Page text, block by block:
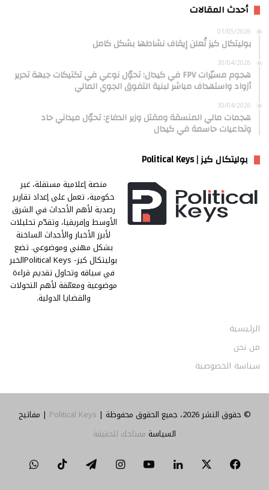
أحدث المقالات
01/05/2026
بوليتكال كيز تُعلن إيقاف نشاطها بشكل كامل
30/04/2026
هجوم مسيّرات FPV في كيدال: تحوّل نوعي في تكتيكات جبهة تحرير
أزواد واستهداف مباشر لبنية التفوق الجوي المالي
30/04/2026
هجمات مالي المنسقة ومقتل وزير الدفاع: تحوّل ميداني حاد
وتداعيات حاسمة في كيدال
بوليتكال كيز | Political Keys
منصة إعلامية مستقلة، غير
حكومية، تعمل على إعداد تقارير
رصدية لأهم الأحداث في الشرق
الأوسط وإفريقيا، وتقدّم تحليلات
لأبرز الأخبار والأحداث الساخنة
بشكل مهني وموضوعي. تضع
بوليتكال كيز- Political Keysالخبر
في سياقه وتحاول تقديم قراءة
موضوعية ومعمّقة لأهم التحولات
والقضايا الدولية.
الرئيسية
من نحن
سياسة الخصوصية
© حقوق النشر 2026، جميع الحقوق محفوظة | Political Keys | مفاتيح
السياسة مفتاحك للحقيقة
فيسبوك لينكدإن‫YouTubeانستقرامتيلقرام ‫TikTok